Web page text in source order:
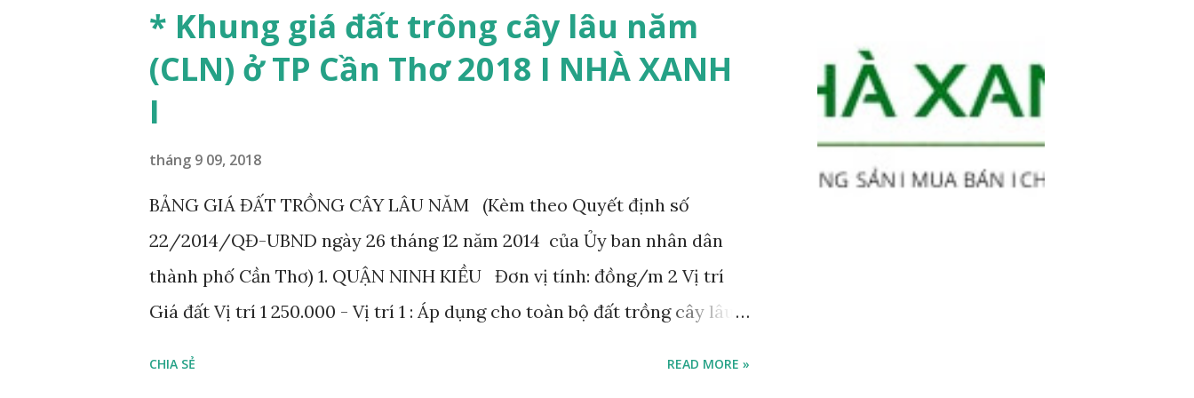
phường: An Thới, Bình Thủy, Bùi Hữu Nghĩa, Trà An và Trà Nóc. - Vị trí 2 :
Áp dụng cho các phường: Long Hòa, Long Tuyền và Thới An Đông. 3.
* Khung giá đất trông cây lâu năm
(CLN) ở TP Cần Thơ 2018 I NHÀ XANH
I
tháng 9 09, 2018
BẢNG GIÁ ĐẤT TRỒNG CÂY LÂU NĂM (Kèm theo Quyết định số
22/2014/QĐ-UBND ngày 26 tháng 12 năm 2014 của Ủy ban nhân dân
thành phố Cần Thơ) 1. QUẬN NINH KIỀU Đơn vị tính: đồng/m 2 Vị trí
Giá đất Vị trí 1 250.000 - Vị trí 1 : Áp dụng cho toàn bộ đất trồng cây lâu
CHIA SẺ READ MORE »